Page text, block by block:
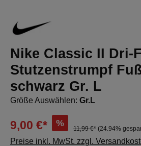
Nike Classic II Dri-
Stutzenstrumpf
schwarz Gr. L
Größe Auswählen: Gr.L
9,00 €* %
11,99 €* (24.94%
Preise inkl. MwSt. zzgl.